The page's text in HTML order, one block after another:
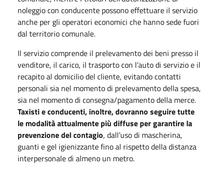
noleggio con conducente possono effettuare il servizio
anche per gli operatori economici che hanno sede fuori
dal territorio comunale.
Il servizio comprende il prelevamento dei beni presso il
venditore, il carico, il trasporto con l’auto di servizio e il
recapito al domicilio del cliente, evitando contatti
personali sia nel momento di prelevamento della spesa,
sia nel momento di consegna/pagamento della merce.
Taxisti e conducenti, inoltre, dovranno seguire tutte
le modalità attualmente più diffuse per garantire la
prevenzione del contagio, dall’uso di mascherina,
guanti e gel igienizzante fino al rispetto della distanza
interpersonale di almeno un metro.